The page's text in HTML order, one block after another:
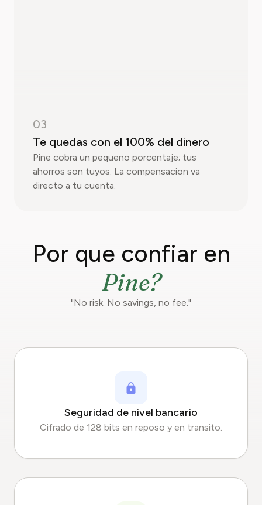
03
Te quedas con el 100% del dinero
Pine cobra un pequeno porcentaje; tus
ahorros son tuyos. La compensacion va
directo a tu cuenta.
Por que confiar en
Pine?
"No risk. No savings, no fee."
Seguridad de nivel bancario
Cifrado de 128 bits en reposo y en transito.